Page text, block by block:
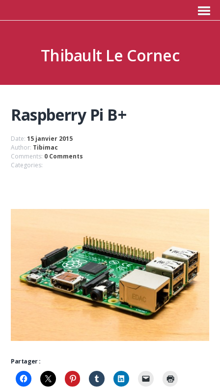
Thibault Le Cornec
Raspberry Pi B+
Date:15 janvier 2015
Author: Tibimac
Comments: 0 Comments
Categories:
Partager :